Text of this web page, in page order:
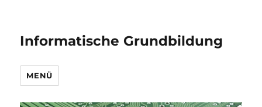
Informatische Grundbildung
MENÜ